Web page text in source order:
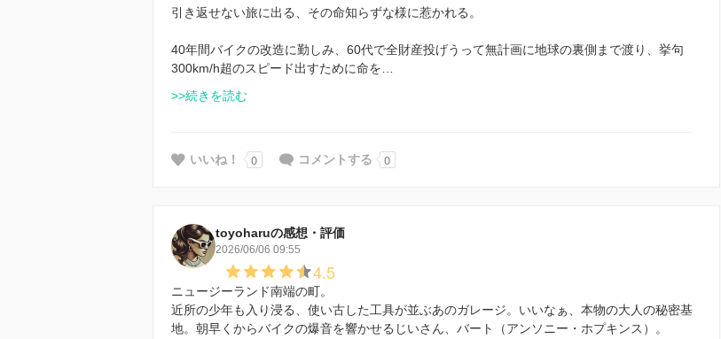
引き返せない旅に出る、その命知らずな様に惹かれる。
40年間バイクの改造に勤しみ、60代で全財産投げうって無計画に地球の裏側まで渡り、挙句
300km/h超のスピード出すために命を…
>>続きを読む
いいね！ 0 コメントする 0
toyoharuの感想・評価
2026/06/06 09:55
4.5
ニュージーランド南端の町。
近所の少年も入り浸る、使い古した工具が並ぶあのガレージ。いいなぁ、本物の大人の秘密基
地。朝早くからバイクの爆音を響かせるじいさん、バート（アンソニー・ホプキンス）。